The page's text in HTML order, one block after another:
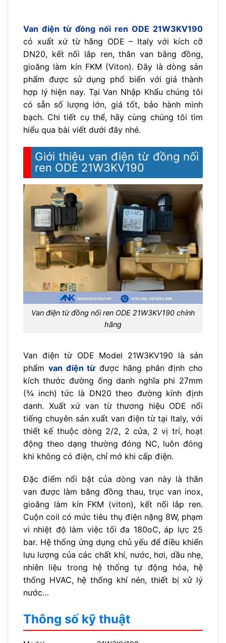
Van điện từ đồng nối ren ODE 21W3KV190
có xuất xứ từ hãng ODE – Italy với kích cỡ
DN20, kết nối lắp ren, thân van bằng đồng,
gioăng làm kín FKM (Viton). Đây là dòng sản
phẩm được sử dụng phổ biến với giá thành
hợp lý hiện nay. Tại Van Nhập Khẩu chúng tôi
có sẵn số lượng lớn, giá tốt, bảo hành minh
bạch. Chi tiết cụ thể, hãy cùng chúng tôi tìm
hiểu qua bài viết dưới đây nhé.
Giới thiệu van điện từ đồng nối
ren ODE 21W3KV190
Van điện từ đồng nối ren ODE 21W3KV190 chính
hãng
Van điện từ ODE Model 21W3KV190 là sản
phẩm van điện từđược hãng phân định cho
kích thước đường ống danh nghĩa phi 27mm
(¾ inch) tức là DN20 theo đường kính định
danh. Xuất xứ van từ thương hiệu ODE nổi
tiếng chuyên sản xuất van điện từ tại Italy, với
thiết kế thuộc dòng 2/2, 2 cửa, 2 vị trí, hoạt
động theo dạng thường đóng NC, luôn đóng
khi không có điện, chỉ mớ khi cấp điện.
Đặc điểm nổi bật của dòng van này là thân
van được làm bằng đồng thau, trục van inox,
gioăng làm kín FKM (viton), kết nối lắp ren.
Cuộn coil có mức tiêu thụ điện nặng 8W, phạm
vi nhiệt độ làm việc tối đa 180oC, áp lực 25
bar. Hệ thống ứng dụng chủ yếu để điều khiển
lưu lượng của các chất khí, nước, hơi, dầu nhẹ,
nhiên liệu trong hệ thống tự động hóa, hệ
thống HVAC, hệ thống khí nén, thiết bị xử lý
nước…
Thông số kỹ thuật